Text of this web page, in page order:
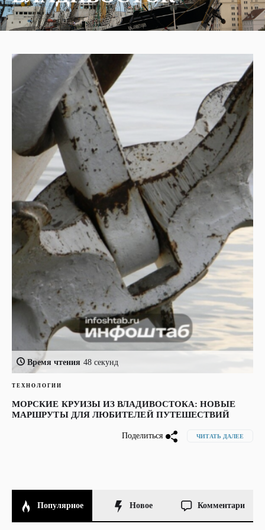
Время чтения 48 секунд
ТЕХНОЛОГИИ
МОРСКИЕ КРУИЗЫ ИЗ ВЛАДИВОСТОКА: НОВЫЕ
МАРШРУТЫ ДЛЯ ЛЮБИТЕЛЕЙ ПУТЕШЕСТВИЙ
Поделиться ЧИТАТЬ ДАЛЕЕ
Популярное Новое Комментари